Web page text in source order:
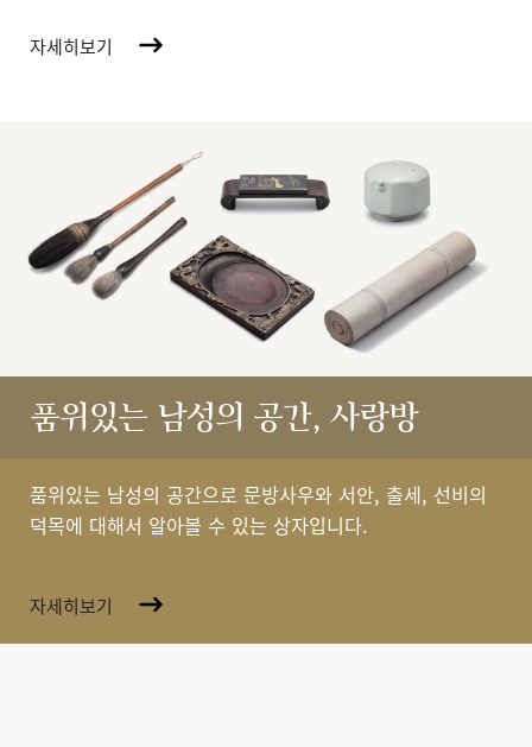
자세히보기
품위있는 남성의 공간, 사랑방
품위있는 남성의 공간으로 문방사우와 서안, 출세, 선비의
덕목에 대해서 알아볼 수 있는 상자입니다.
자세히보기